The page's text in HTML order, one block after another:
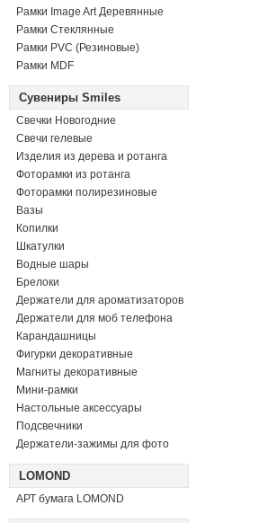
Рамки Image Art Деревянные
Рамки Стеклянные
Рамки PVC (Резиновые)
Рамки MDF
Сувениры Smiles
Свечки Новогодние
Свечи гелевые
Изделия из дерева и ротанга
Фоторамки из ротанга
Фоторамки полирезиновые
Вазы
Копилки
Шкатулки
Водные шары
Брелоки
Держатели для ароматизаторов
Держатели для моб телефона
Карандашницы
Фигурки декоративные
Магниты декоративные
Мини-рамки
Настольные аксессуары
Подсвечники
Держатели-зажимы для фото
LOMOND
АРТ бумага LOMOND